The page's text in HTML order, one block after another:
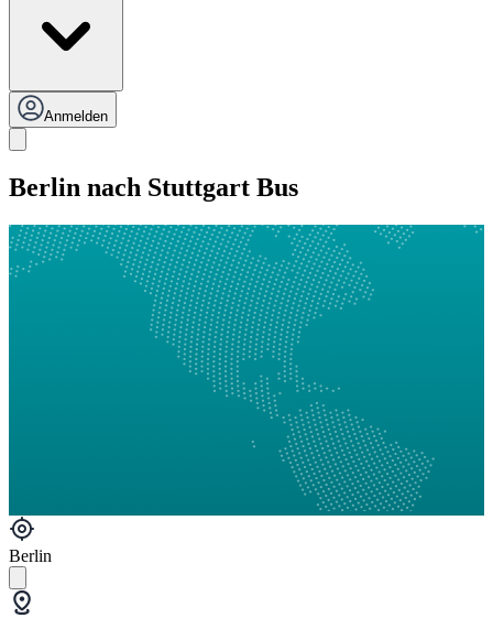
Anmelden
Berlin nach Stuttgart Bus
Berlin